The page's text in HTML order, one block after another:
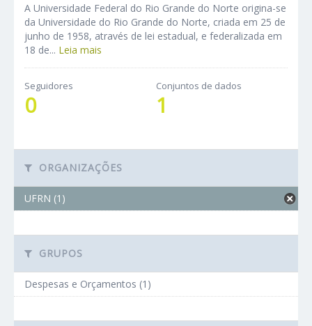
A Universidade Federal do Rio Grande do Norte origina-se
da Universidade do Rio Grande do Norte, criada em 25 de
junho de 1958, através de lei estadual, e federalizada em
18 de... Leia mais
Seguidores
0
Conjuntos de dados
1
ORGANIZAÇÕES
UFRN (1)
GRUPOS
Despesas e Orçamentos (1)